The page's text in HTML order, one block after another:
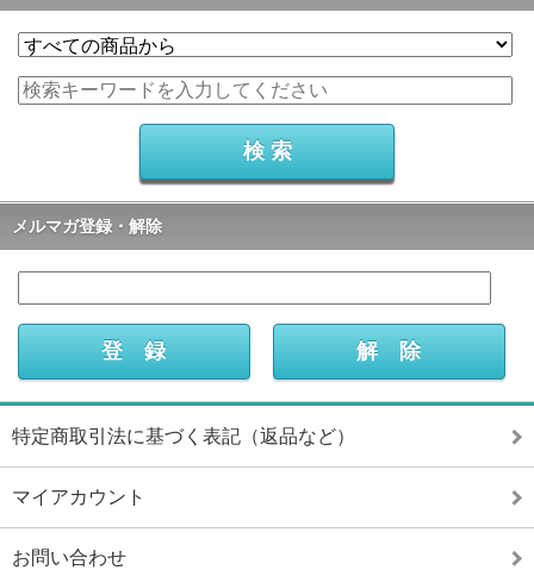
メルマガ登録・解除
特定商取引法に基づく表記（返品など）
マイアカウント
お問い合わせ